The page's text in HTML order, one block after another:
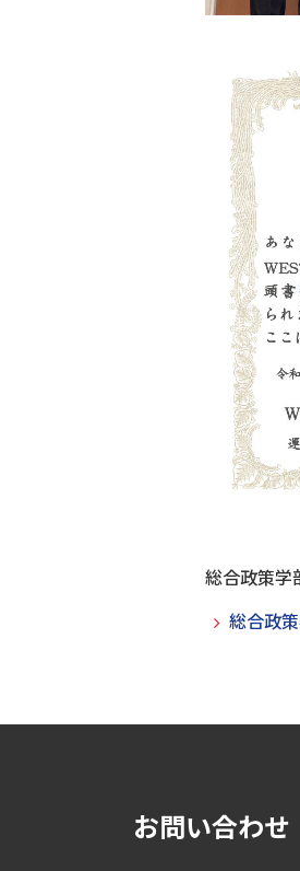
総合政策学
総合政
お問い合わせ